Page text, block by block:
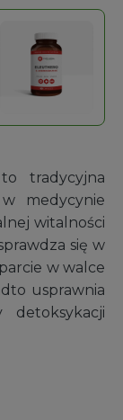
tradycyjna
medycynie
witalności
się w
w walce
usprawnia
detoksykacji